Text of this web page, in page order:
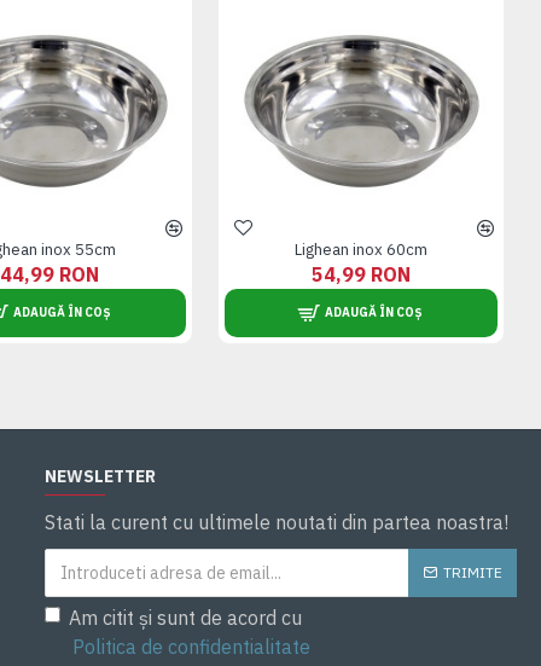
inox 55cm
44,99 RON
ADAUGĂ ÎN COȘ
Lighean inox 60cm
54,99 RON
ADAUGĂ ÎN COȘ
NEWSLETTER
Stati la curent cu ultimele noutati din partea noastra!
TRIMITE
Am citit și sunt de acord cu
Politica de confidentialitate